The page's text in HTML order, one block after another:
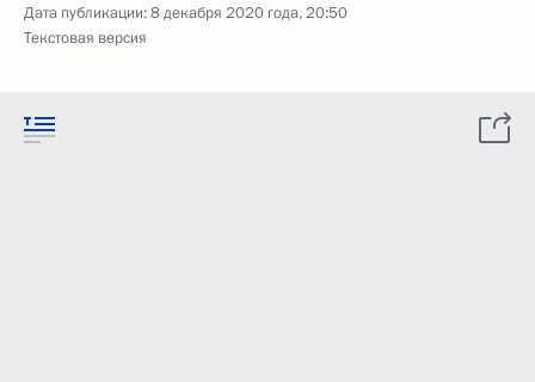
Дата публикации:8 декабря 2020 года, 20:50
Текстовая версия